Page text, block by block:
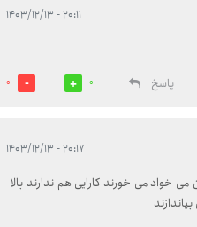
۲۰:۱۱ - ۱۴۰۳/۱۲/۱۳
پاسخ
0
0
۲۰:۱۷ - ۱۴۰۳/۱۲/۱۳
خواد می خورند کارایی هم ندارند بالا